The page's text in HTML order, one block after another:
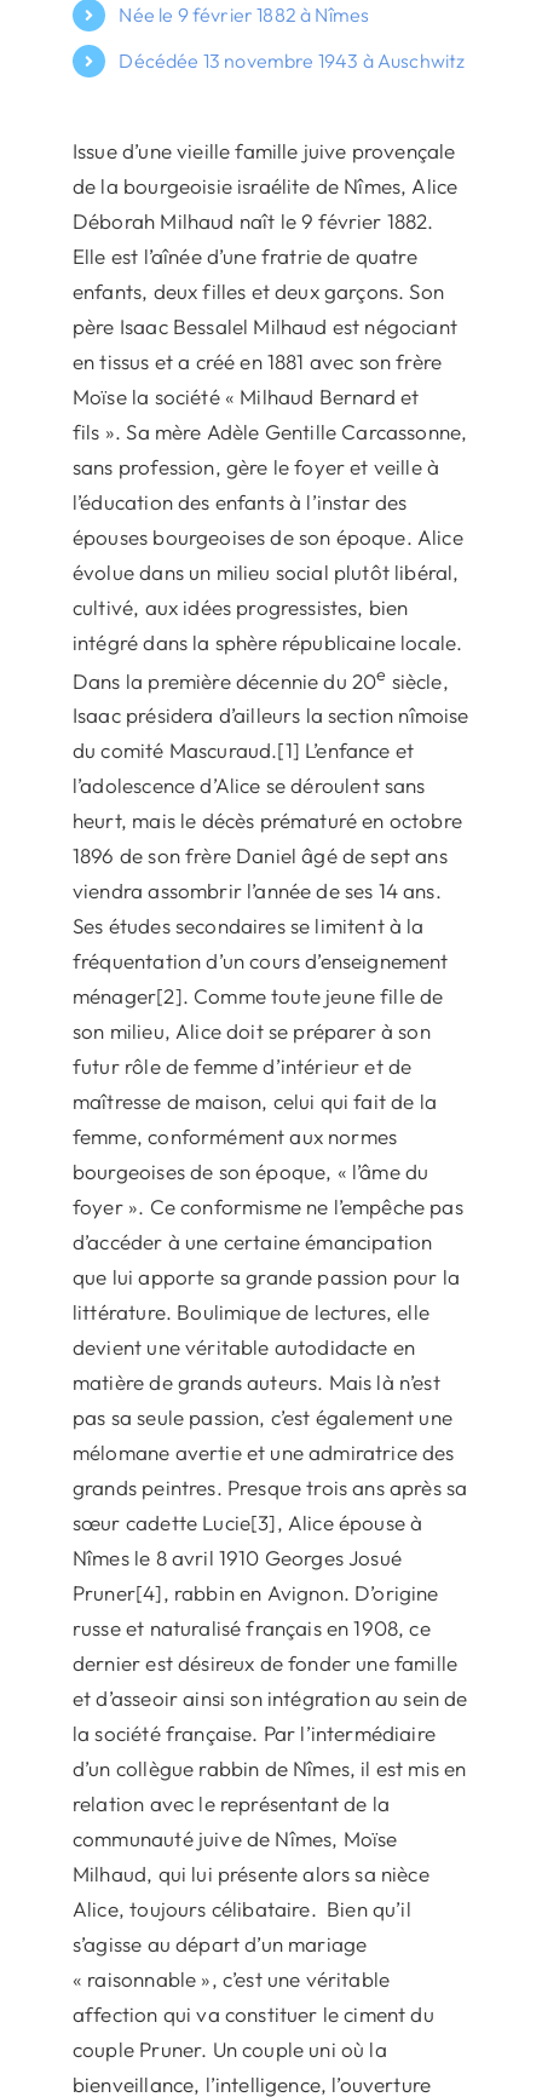
Née le 9 février 1882 à Nîmes
Décédée 13 novembre 1943 à Auschwitz
Issue d’une vieille famille juive provençale
de la bourgeoisie israélite de Nîmes, Alice
Déborah Milhaud naît le 9 février 1882.
Elle est l’aînée d’une fratrie de quatre
enfants, deux filles et deux garçons. Son
père Isaac Bessalel Milhaud est négociant
en tissus et a créé en 1881 avec son frère
Moïse la société « Milhaud Bernard et
fils ». Sa mère Adèle Gentille Carcassonne,
sans profession, gère le foyer et veille à
l’éducation des enfants à l’instar des
épouses bourgeoises de son époque. Alice
évolue dans un milieu social plutôt libéral,
cultivé, aux idées progressistes, bien
intégré dans la sphère républicaine locale.
Dans la première décennie du 20e siècle,
Isaac présidera d’ailleurs la section nîmoise
du comité Mascuraud.[1] L’enfance et
l’adolescence d’Alice se déroulent sans
heurt, mais le décès prématuré en octobre
1896 de son frère Daniel âgé de sept ans
viendra assombrir l’année de ses 14 ans.
Ses études secondaires se limitent à la
fréquentation d’un cours d’enseignement
ménager[2]. Comme toute jeune fille de
son milieu, Alice doit se préparer à son
futur rôle de femme d’intérieur et de
maîtresse de maison, celui qui fait de la
femme, conformément aux normes
bourgeoises de son époque, « l’âme du
foyer ». Ce conformisme ne l’empêche pas
d’accéder à une certaine émancipation
que lui apporte sa grande passion pour la
littérature. Boulimique de lectures, elle
devient une véritable autodidacte en
matière de grands auteurs. Mais là n’est
pas sa seule passion, c’est également une
mélomane avertie et une admiratrice des
grands peintres. Presque trois ans après sa
sœur cadette Lucie[3], Alice épouse à
Nîmes le 8 avril 1910 Georges Josué
Pruner[4], rabbin en Avignon. D’origine
russe et naturalisé français en 1908, ce
dernier est désireux de fonder une famille
et d’asseoir ainsi son intégration au sein de
la société française. Par l’intermédiaire
d’un collègue rabbin de Nîmes, il est mis en
relation avec le représentant de la
communauté juive de Nîmes, Moïse
Milhaud, qui lui présente alors sa nièce
Alice, toujours célibataire. Bien qu’il
s’agisse au départ d’un mariage
« raisonnable », c’est une véritable
affection qui va constituer le ciment du
couple Pruner. Un couple uni où la
bienveillance, l’intelligence, l’ouverture